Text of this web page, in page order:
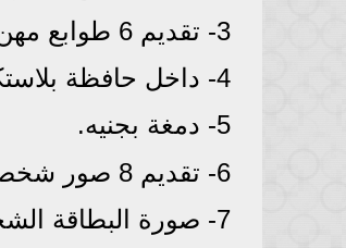
3- تقديم 6 طوابع مهن طبية.
4- داخل حافظة بلاستكية.
5- دمغة بجنيه.
6- تقديم 8 صور شخصية 4 * 6 بشرط ان تكون خلفيتها بيضاء.
7- صورة البطاقة الشخصية لولي أمر الطالب.